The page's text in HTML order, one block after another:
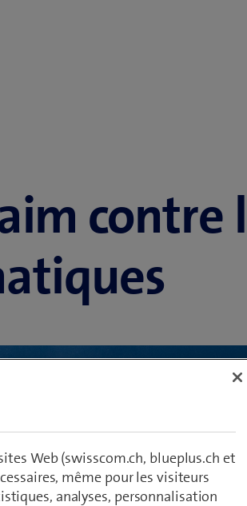
contre
Web (swisscom.ch, blueplus.ch et
même pour les visiteurs
analyses, personnalisation